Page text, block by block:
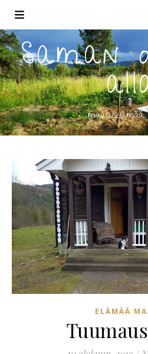
Saman
maalaiselämää
ELÄMÄÄ